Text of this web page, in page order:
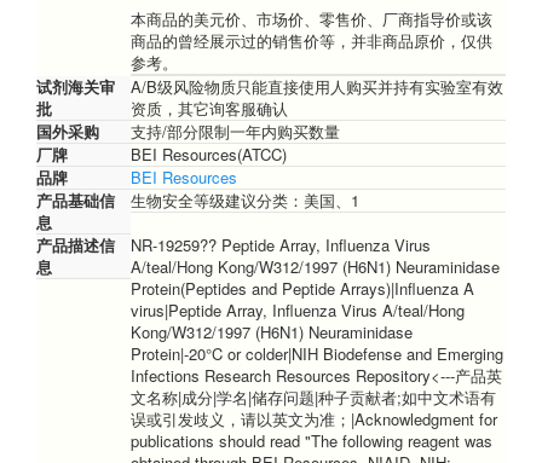
本商品的美元价、市场价、零售价、厂商指导价或该
商品的曾经展示过的销售价等，并非商品原价，仅供
参考。
试剂海关审
批
A/B级风险物质只能直接使用人购买并持有实验室有效
资质，其它询客服确认
国外采购
支持/部分限制一年内购买数量
厂牌
BEI Resources(ATCC)
品牌
BEI Resources
产品基础信
息
生物安全等级建议分类：美国、1
产品描述信
息
NR-19259?? Peptide Array, Influenza Virus
A/teal/Hong Kong/W312/1997 (H6N1) Neuraminidase
Protein(Peptides and Peptide Arrays)|Influenza A
virus|Peptide Array, Influenza Virus A/teal/Hong
Kong/W312/1997 (H6N1) Neuraminidase
Protein|-20°C or colder|NIH Biodefense and Emerging
Infections Research Resources Repository<---产品英
文名称|成分|学名|储存问题|种子贡献者;如中文术语有
误或引发歧义，请以英文为准；|Acknowledgment for
publications should read "The following reagent was